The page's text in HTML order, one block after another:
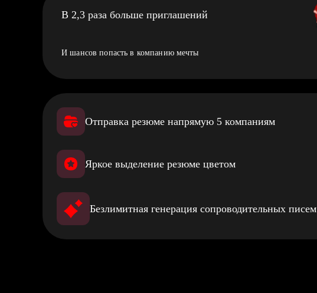
В 2,3 раза больше приглашений
И шансов попасть в компанию мечты
Отправка резюме напрямую 5 компаниям
Яркое выделение резюме цветом
Безлимитная генерация сопроводительных писем